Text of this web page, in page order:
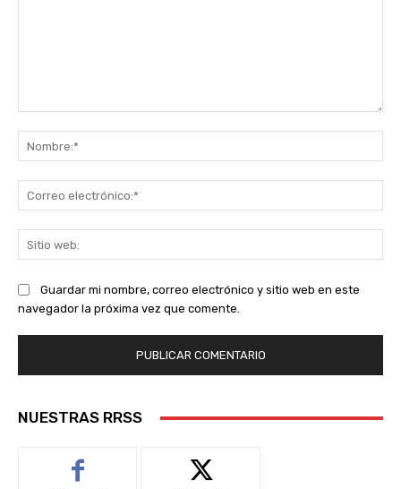
Guardar mi nombre, correo electrónico y sitio web en este
navegador la próxima vez que comente.
NUESTRAS RRSS